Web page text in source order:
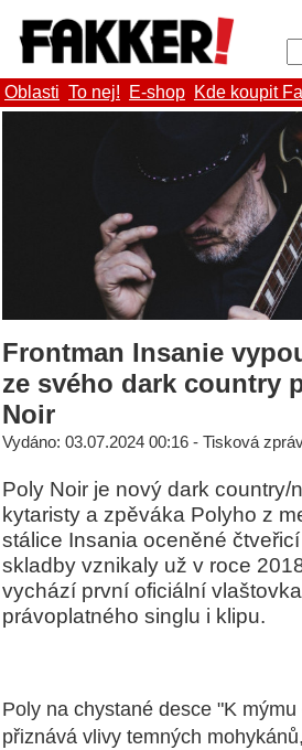
Oblasti To nej! E-shop Kde koupit
Frontman Insanie
ze svého dark country
Noir
Vydáno: 03.07.2024 00:16 - Tisková
Poly Noir je nový dark country/
kytaristy a zpěváka Polyho z
stálice Insania oceněné
skladby vznikaly už v roce
vychází první oficiální
právoplatného singlu i klipu.
Poly na chystané desce "K
přiznává vlivy temných